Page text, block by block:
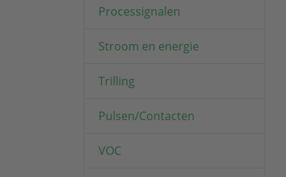
Processignalen
Stroom en energie
Trilling
Pulsen/Contacten
VOC